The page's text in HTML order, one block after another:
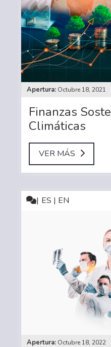
Octubre 18, 2021
Finanzas
Climáticas
VER MÁS
ES | EN
Octubre 18, 2022